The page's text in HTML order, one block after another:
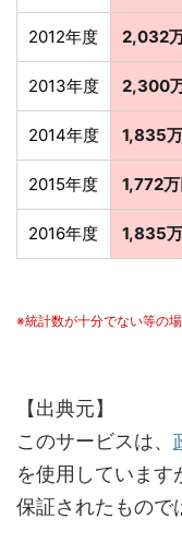
2012年度 2,032
2013年度 2,300
2014年度 1,835
2015年度 1,772
2016年度 1,835
※統計数が十分でない等の
【出典元】
このサービスは、
を使用しています
保証されたもので